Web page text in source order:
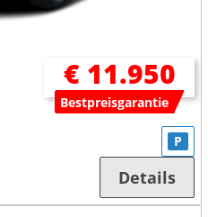
€ 11.950
Bestpreisgarantie
P
Details